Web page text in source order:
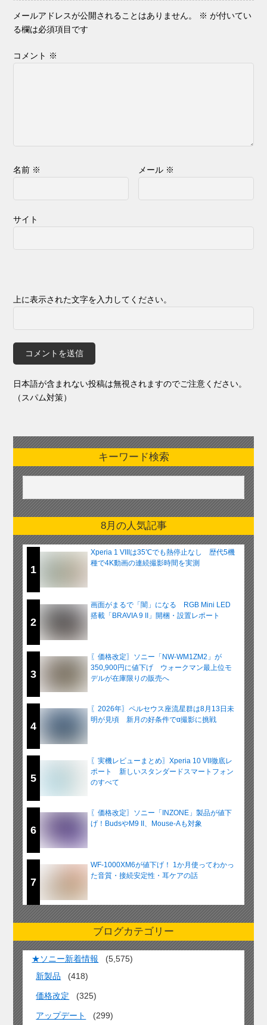
メールアドレスが公開されることはありません。 ※ が付いてい
る欄は必須項目です
コメント ※
名前 ※ メール ※
サイト
上に表示された文字を入力してください。
日本語が含まれない投稿は無視されますのでご注意ください。
（スパム対策）
キーワード検索
8月の人気記事
1
Xperia 1 VIIIは35℃でも熱停止なし 歴代5機
種で4K動画の連続撮影時間を実測
2
画面がまるで「闇」になる RGB Mini LED
搭載「BRAVIA 9 II」開梱・設置レポート
3
〖価格改定〗ソニー「NW-WM1ZM2」が
350,900円に値下げ ウォークマン最上位モ
デルが在庫限りの販売へ
4
〖2026年〗ペルセウス座流星群は8月13日未
明が見頃 新月の好条件でα撮影に挑戦
5
〖実機レビューまとめ〗Xperia 10 VII徹底レ
ポート 新しいスタンダードスマートフォン
のすべて
6
〖価格改定〗ソニー「INZONE」製品が値下
げ！BudsやM9 II、Mouse-Aも対象
7
WF-1000XM6が値下げ！ 1か月使ってわかっ
た音質・接続安定性・耳ケアの話
ブログカテゴリー
★ソニー新着情報
(5,575)
新製品
(418)
価格改定 (325)
アップデート (299)